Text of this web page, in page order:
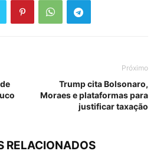
Próximo
Trump cita Bolsonaro,
Moraes e plataformas para
justificar taxação
RELACIONADOS